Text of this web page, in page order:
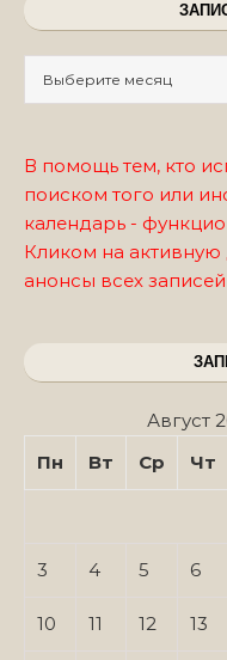
В помощь тем, кто
поиском того или
календарь -
Кликом на
анонсы всех записей
Август
Пн
Вт Ср Чт
3 4 5 6
10 11 12 13